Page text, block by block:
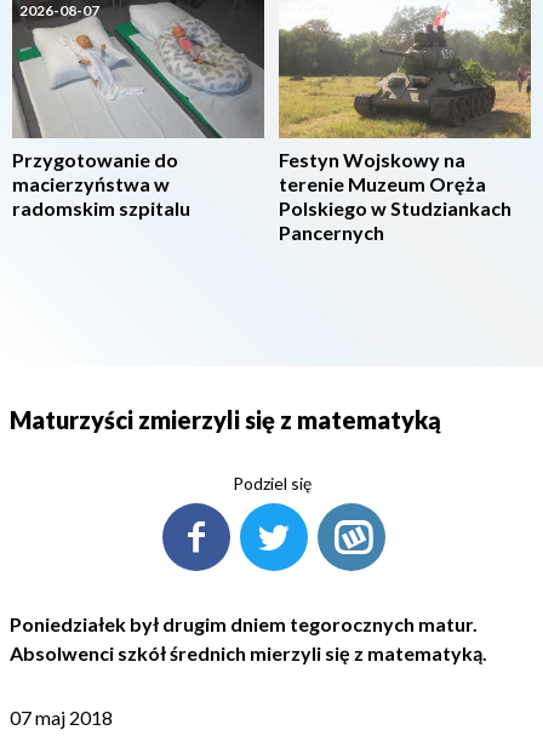
2026-08-07
Przygotowanie do
macierzyństwa w
radomskim szpitalu
Festyn Wojskowy na
terenie Muzeum Oręża
Polskiego w Studziankach
Pancernych
Maturzyści zmierzyli się z matematyką
Podziel się
Poniedziałek był drugim dniem tegorocznych matur.
Absolwenci szkół średnich mierzyli się z matematyką.
07 maj 2018